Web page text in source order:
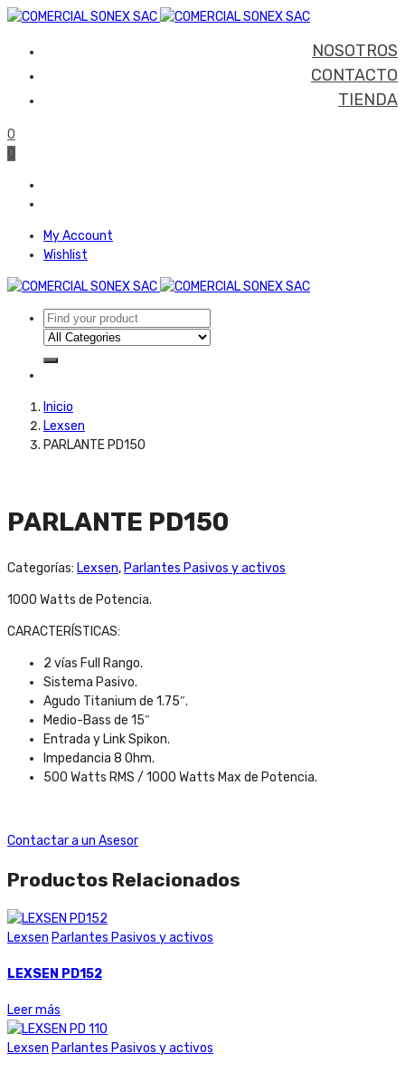
NOSOTROS
CONTACTO
TIENDA
0
0
My Account
Wishlist
Inicio
Lexsen
PARLANTE PD150
PARLANTE PD150
Categorías: Lexsen, Parlantes Pasivos y activos
1000 Watts de Potencia.
CARACTERÍSTICAS:
2 vías Full Rango.
Sistema Pasivo.
Agudo Titanium de 1.75″.
Medio-Bass de 15″
Entrada y Link Spikon.
Impedancia 8 Ohm.
500 Watts RMS / 1000 Watts Max de Potencia.
Contactar a un Asesor
Productos Relacionados
Lexsen Parlantes Pasivos y activos
LEXSEN PD152
Leer más
Lexsen Parlantes Pasivos y activos